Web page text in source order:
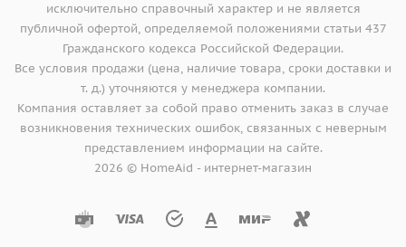
исключительно справочный характер и не является
публичной офертой, определяемой положениями статьи 437
Гражданского кодекса Российской Федерации.
Все условия продажи (цена, наличие товара, сроки доставки и
т. д.) уточняются у менеджера компании.
Компания оставляет за собой право отменить заказ в случае
возникновения технических ошибок, связанных с неверным
представлением информации на сайте.
2026 © HomeAid - интернет-магазин